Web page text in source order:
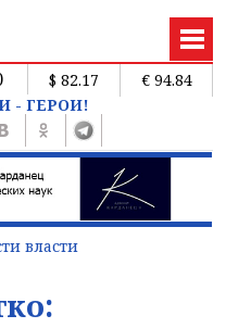
$ 82.17
€ 94.84
- ГЕРОИ!
власти